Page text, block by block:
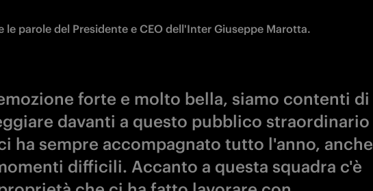
le parole del Presidente e CEO dell'Inter Giuseppe Marotta.
forte e molto bella, siamo contenti di
davanti a questo pubblico straordinario
ha sempre accompagnato tutto l'anno, anche
difficili. Accanto a questa squadra c'è